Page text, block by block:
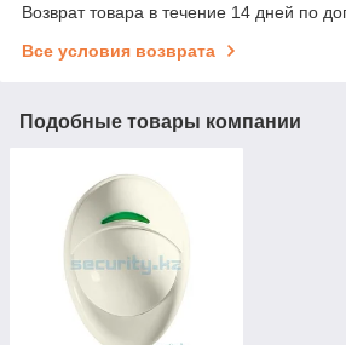
Возврат товара в течение 14 дней по
Все условия возврата
Подобные товары компании